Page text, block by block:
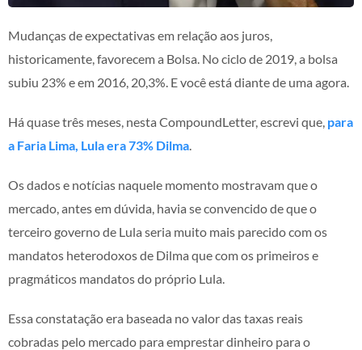
Mudanças de expectativas em relação aos juros,
historicamente, favorecem a Bolsa. No ciclo de 2019, a bolsa
subiu 23% e em 2016, 20,3%. E você está diante de uma agora.
Há quase três meses, nesta CompoundLetter, escrevi que, para
a Faria Lima, Lula era 73% Dilma.
Os dados e notícias naquele momento mostravam que o
mercado, antes em dúvida, havia se convencido de que o
terceiro governo de Lula seria muito mais parecido com os
mandatos heterodoxos de Dilma que com os primeiros e
pragmáticos mandatos do próprio Lula.
Essa constatação era baseada no valor das taxas reais
cobradas pelo mercado para emprestar dinheiro para o